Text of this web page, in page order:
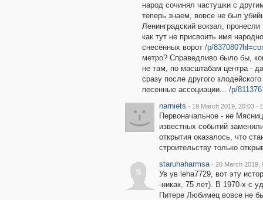
народ сочинял частушки с
теперь знаем, вовсе не был
Ленинградский вокзал,
как тут не присвоить имя
снесённых ворот /p/
метро? Справедливо было бы,
не там, по масштабам центра -
сразу после другого
песенные ассоциации... /p/
narniets · 19 March 2019, 20:03 ·
Первоначальное - не
известных событий
открытия оказалось, что
строительству только
s
staruhaharmsa · 20 March 2019,
Ув ув leha7729, вот эту
-никак, 75 лет). В 1970-х с
Питере Любимец вовсе не